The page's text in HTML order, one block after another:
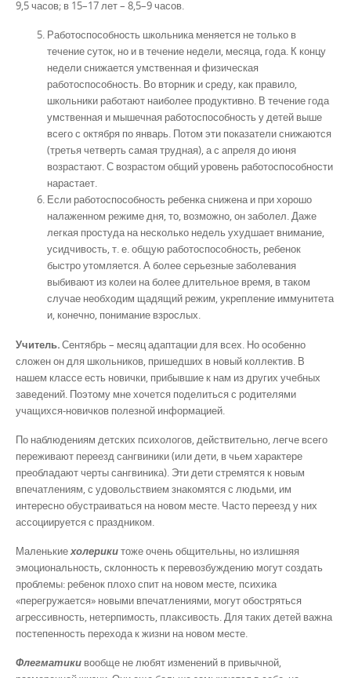
9,5 часов; в 15–17 лет – 8,5–9 часов.
Работоспособность школьника меняется не только в
течение суток, но и в течение недели, месяца, года. К концу
недели снижается умственная и физическая
работоспособность. Во вторник и среду, как правило,
школьники работают наиболее продуктивно. В течение года
умственная и мышечная работоспособность у детей выше
всего с октября по январь. Потом эти показатели снижаются
(третья четверть самая трудная), а с апреля до июня
возрастают. С возрастом общий уровень работоспособности
нарастает.
Если работоспособность ребенка снижена и при хорошо
налаженном режиме дня, то, возможно, он заболел. Даже
легкая простуда на несколько недель ухудшает внимание,
усидчивость, т. е. общую работоспособность, ребенок
быстро утомляется. А более серьезные заболевания
выбивают из колеи на более длительное время, в таком
случае необходим щадящий режим, укрепление иммунитета
и, конечно, понимание взрослых.
Учитель.Сентябрь – месяц адаптации для всех. Но особенно
сложен он для школьников, пришедших в новый коллектив. В
нашем классе есть новички, прибывшие к нам из других учебных
заведений. Поэтому мне хочется поделиться с родителями
учащихся-новичков полезной информацией.
По наблюдениям детских психологов, действительно, легче всего
переживают переезд сангвиники (или дети, в чьем характере
преобладают черты сангвиника). Эти дети стремятся к новым
впечатлениям, с удовольствием знакомятся с людьми, им
интересно обустраиваться на новом месте. Часто переезд у них
ассоциируется с праздником.
Маленькиехолерикитоже очень общительны, но излишняя
эмоциональность, склонность к перевозбуждению могут создать
проблемы: ребенок плохо спит на новом месте, психика
«перегружается» новыми впечатлениями, могут обостряться
агрессивность, нетерпимость, плаксивость. Для таких детей важна
постепенность перехода к жизни на новом месте.
Флегматики вообще не любят изменений в привычной,